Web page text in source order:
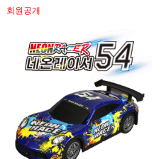
회원공개